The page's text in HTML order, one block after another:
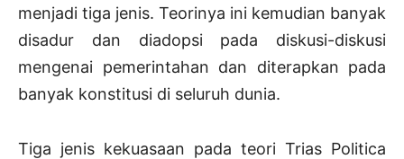
menjadi tiga jenis. Teorinya ini kemudian banyak
disadur dan diadopsi pada diskusi-diskusi
mengenai pemerintahan dan diterapkan pada
banyak konstitusi di seluruh dunia.
Tiga jenis kekuasaan pada teori Trias Politica